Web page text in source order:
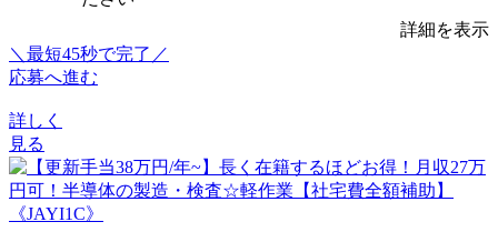
詳細を表示
＼最短45秒で完了／
応募へ進む
詳しく
見る